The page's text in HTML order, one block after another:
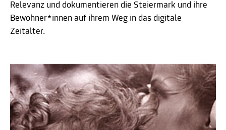
Relevanz und dokumentieren die Steiermark und ihre
Bewohner*innen auf ihrem Weg in das digitale
Zeitalter.